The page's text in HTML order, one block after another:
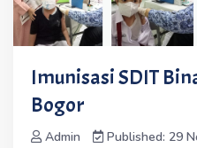
Imunisasi SDIT
Bogor
Admin
Published: 29